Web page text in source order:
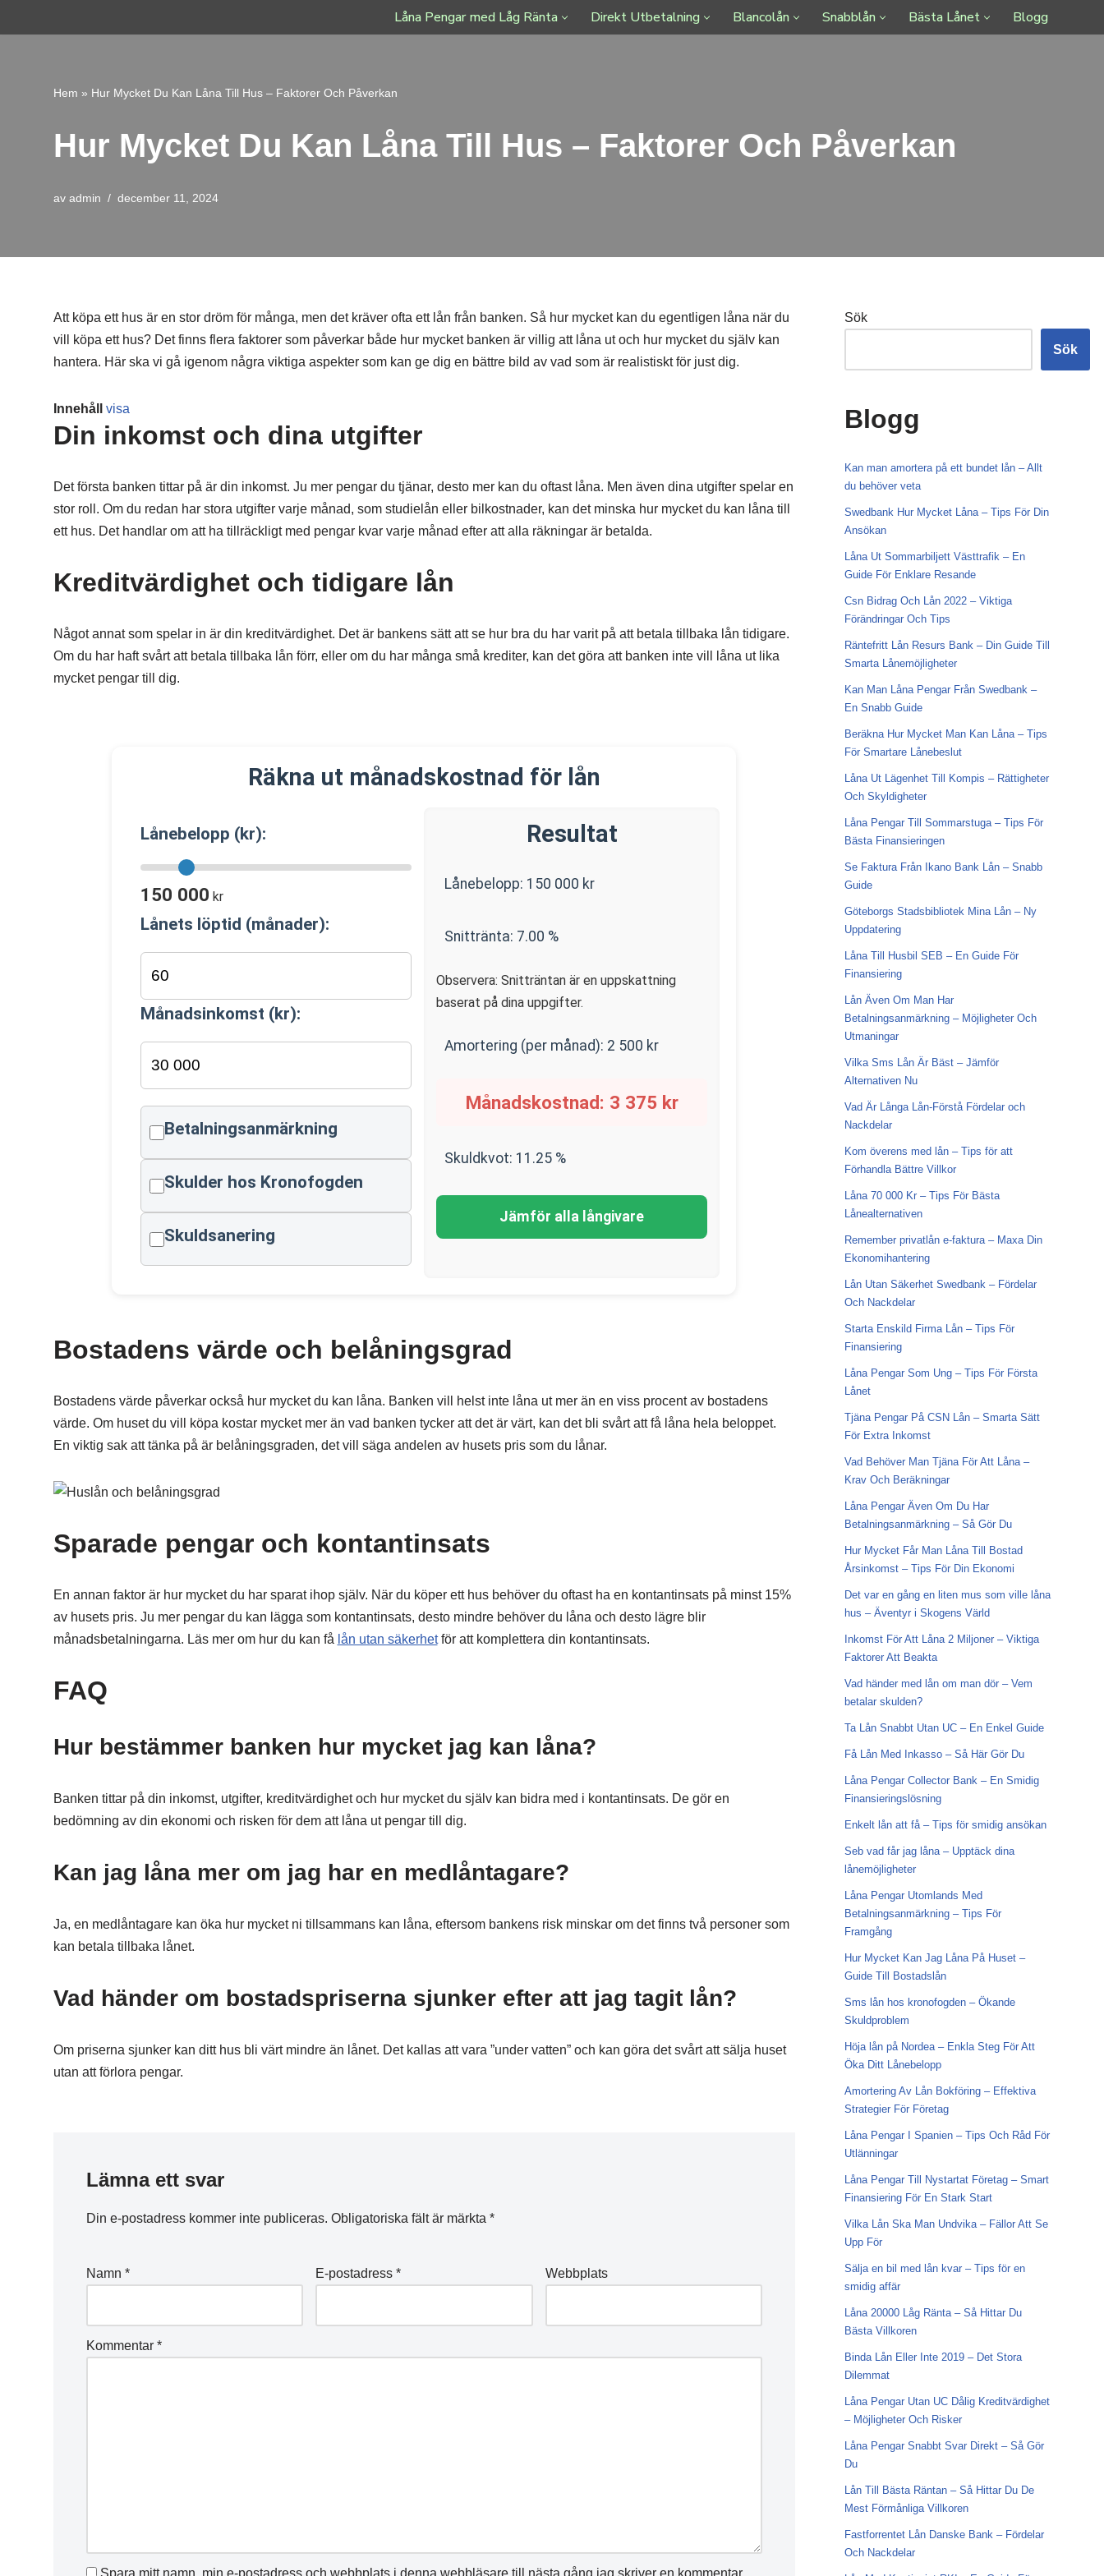
innehåll
Låna Pengar med Låg Ränta Direkt Utbetalning Blancolån Snabblån Bästa Lånet Blogg
Hem » Hur Mycket Du Kan Låna Till Hus – Faktorer Och Påverkan
Hur Mycket Du Kan Låna Till Hus – Faktorer Och Påverkan
av admin december 11, 2024
Att köpa ett hus är en stor dröm för många, men det kräver ofta ett lån från banken. Så hur mycket kan du egentligen låna när du
vill köpa ett hus? Det finns flera faktorer som påverkar både hur mycket banken är villig att låna ut och hur mycket du själv kan
hantera. Här ska vi gå igenom några viktiga aspekter som kan ge dig en bättre bild av vad som är realistiskt för just dig.
Innehåll visa
Din inkomst och dina utgifter
Det första banken tittar på är din inkomst. Ju mer pengar du tjänar, desto mer kan du oftast låna. Men även dina utgifter spelar en
stor roll. Om du redan har stora utgifter varje månad, som studielån eller bilkostnader, kan det minska hur mycket du kan låna till
ett hus. Det handlar om att ha tillräckligt med pengar kvar varje månad efter att alla räkningar är betalda.
Kreditvärdighet och tidigare lån
Något annat som spelar in är din kreditvärdighet. Det är bankens sätt att se hur bra du har varit på att betala tillbaka lån tidigare.
Om du har haft svårt att betala tillbaka lån förr, eller om du har många små krediter, kan det göra att banken inte vill låna ut lika
mycket pengar till dig.
Räkna ut månadskostnad för lån
Lånebelopp (kr):
150 000 kr
Lånets löptid (månader):
Månadsinkomst (kr):
Betalningsanmärkning
Skulder hos Kronofogden
Skuldsanering
Resultat
Lånebelopp: 150 000 kr
Snittränta: 7.00 %
Observera: Snitträntan är en uppskattning
baserat på dina uppgifter.
Amortering (per månad): 2 500 kr
Månadskostnad: 3 375 kr
Skuldkvot: 11.25 %
Jämför alla långivare
Bostadens värde och belåningsgrad
Bostadens värde påverkar också hur mycket du kan låna. Banken vill helst inte låna ut mer än en viss procent av bostadens
värde. Om huset du vill köpa kostar mycket mer än vad banken tycker att det är värt, kan det bli svårt att få låna hela beloppet.
En viktig sak att tänka på är belåningsgraden, det vill säga andelen av husets pris som du lånar.
Sparade pengar och kontantinsats
En annan faktor är hur mycket du har sparat ihop själv. När du köper ett hus behöver du oftast ha en kontantinsats på minst 15%
av husets pris. Ju mer pengar du kan lägga som kontantinsats, desto mindre behöver du låna och desto lägre blir
månadsbetalningarna. Läs mer om hur du kan få lån utan säkerhetför att komplettera din kontantinsats.
FAQ
Hur bestämmer banken hur mycket jag kan låna?
Banken tittar på din inkomst, utgifter, kreditvärdighet och hur mycket du själv kan bidra med i kontantinsats. De gör en
bedömning av din ekonomi och risken för dem att låna ut pengar till dig.
Kan jag låna mer om jag har en medlåntagare?
Ja, en medlåntagare kan öka hur mycket ni tillsammans kan låna, eftersom bankens risk minskar om det finns två personer som
kan betala tillbaka lånet.
Vad händer om bostadspriserna sjunker efter att jag tagit lån?
Om priserna sjunker kan ditt hus bli värt mindre än lånet. Det kallas att vara ”under vatten” och kan göra det svårt att sälja huset
utan att förlora pengar.
Lämna ett svar
Din e-postadress kommer inte publiceras. Obligatoriska fält är märkta *
Namn * E-postadress* Webbplats
Kommentar *
Spara mitt namn, min e-postadress och webbplats i denna webbläsare till nästa gång jag skriver en kommentar.
Sök
Sök
Blogg
Kan man amortera på ett bundet lån – Allt
du behöver veta
Swedbank Hur Mycket Låna – Tips För Din
Ansökan
Låna Ut Sommarbiljett Västtrafik – En
Guide För Enklare Resande
Csn Bidrag Och Lån 2022 – Viktiga
Förändringar Och Tips
Räntefritt Lån Resurs Bank – Din Guide Till
Smarta Lånemöjligheter
Kan Man Låna Pengar Från Swedbank –
En Snabb Guide
Beräkna Hur Mycket Man Kan Låna – Tips
För Smartare Lånebeslut
Låna Ut Lägenhet Till Kompis – Rättigheter
Och Skyldigheter
Låna Pengar Till Sommarstuga – Tips För
Bästa Finansieringen
Se Faktura Från Ikano Bank Lån – Snabb
Guide
Göteborgs Stadsbibliotek Mina Lån – Ny
Uppdatering
Låna Till Husbil SEB – En Guide För
Finansiering
Lån Även Om Man Har
Betalningsanmärkning – Möjligheter Och
Utmaningar
Vilka Sms Lån Är Bäst – Jämför
Alternativen Nu
Vad Är Långa Lån-Förstå Fördelar och
Nackdelar
Kom överens med lån – Tips för att
Förhandla Bättre Villkor
Låna 70 000 Kr – Tips För Bästa
Lånealternativen
Remember privatlån e-faktura – Maxa Din
Ekonomihantering
Lån Utan Säkerhet Swedbank – Fördelar
Och Nackdelar
Starta Enskild Firma Lån – Tips För
Finansiering
Låna Pengar Som Ung – Tips För Första
Lånet
Tjäna Pengar På CSN Lån – Smarta Sätt
För Extra Inkomst
Vad Behöver Man Tjäna För Att Låna –
Krav Och Beräkningar
Låna Pengar Även Om Du Har
Betalningsanmärkning – Så Gör Du
Hur Mycket Får Man Låna Till Bostad
Årsinkomst – Tips För Din Ekonomi
Det var en gång en liten mus som ville låna
hus – Äventyr i Skogens Värld
Inkomst För Att Låna 2 Miljoner – Viktiga
Faktorer Att Beakta
Vad händer med lån om man dör – Vem
betalar skulden?
Ta Lån Snabbt Utan UC – En Enkel Guide
Få Lån Med Inkasso – Så Här Gör Du
Låna Pengar Collector Bank – En Smidig
Finansieringslösning
Enkelt lån att få – Tips för smidig ansökan
Seb vad får jag låna – Upptäck dina
lånemöjligheter
Låna Pengar Utomlands Med
Betalningsanmärkning – Tips För
Framgång
Hur Mycket Kan Jag Låna På Huset –
Guide Till Bostadslån
Sms lån hos kronofogden – Ökande
Skuldproblem
Höja lån på Nordea – Enkla Steg För Att
Öka Ditt Lånebelopp
Amortering Av Lån Bokföring – Effektiva
Strategier För Företag
Låna Pengar I Spanien – Tips Och Råd För
Utlänningar
Låna Pengar Till Nystartat Företag – Smart
Finansiering För En Stark Start
Vilka Lån Ska Man Undvika – Fällor Att Se
Upp För
Sälja en bil med lån kvar – Tips för en
smidig affär
Låna 20000 Låg Ränta – Så Hittar Du
Bästa Villkoren
Binda Lån Eller Inte 2019 – Det Stora
Dilemmat
Låna Pengar Utan UC Dålig Kreditvärdighet
– Möjligheter Och Risker
Låna Pengar Snabbt Svar Direkt – Så Gör
Du
Lån Till Bästa Räntan – Så Hittar Du De
Mest Förmånliga Villkoren
Fastforrentet Lån Danske Bank – Fördelar
Och Nackdelar